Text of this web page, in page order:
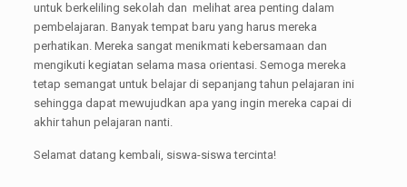
untuk berkeliling sekolah dan melihat area penting dalam
pembelajaran. Banyak tempat baru yang harus mereka
perhatikan. Mereka sangat menikmati kebersamaan dan
mengikuti kegiatan selama masa orientasi. Semoga mereka
tetap semangat untuk belajar di sepanjang tahun pelajaran ini
sehingga dapat mewujudkan apa yang ingin mereka capai di
akhir tahun pelajaran nanti.
Selamat datang kembali, siswa-siswa tercinta!